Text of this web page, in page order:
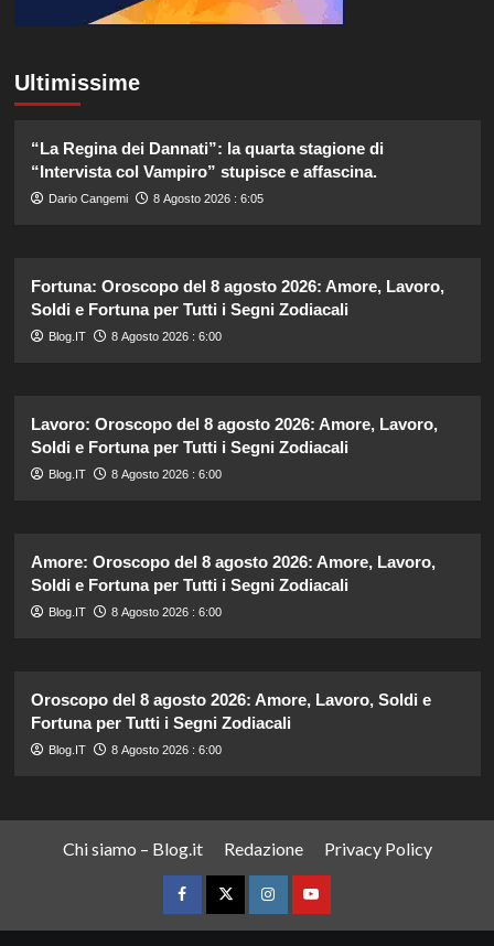
Ultimissime
“La Regina dei Dannati”: la quarta stagione di
“Intervista col Vampiro” stupisce e affascina.
Dario Cangemi 8 Agosto 2026 : 6:05
Fortuna: Oroscopo del 8 agosto 2026: Amore, Lavoro,
Soldi e Fortuna per Tutti i Segni Zodiacali
Blog.IT 8 Agosto 2026 : 6:00
Lavoro: Oroscopo del 8 agosto 2026: Amore, Lavoro,
Soldi e Fortuna per Tutti i Segni Zodiacali
Blog.IT 8 Agosto 2026 : 6:00
Amore: Oroscopo del 8 agosto 2026: Amore, Lavoro,
Soldi e Fortuna per Tutti i Segni Zodiacali
Blog.IT 8 Agosto 2026 : 6:00
Oroscopo del 8 agosto 2026: Amore, Lavoro, Soldi e
Fortuna per Tutti i Segni Zodiacali
Blog.IT 8 Agosto 2026 : 6:00
Chi siamo – Blog.it Redazione Privacy Policy
FacebookTwitterInstagramYouTube